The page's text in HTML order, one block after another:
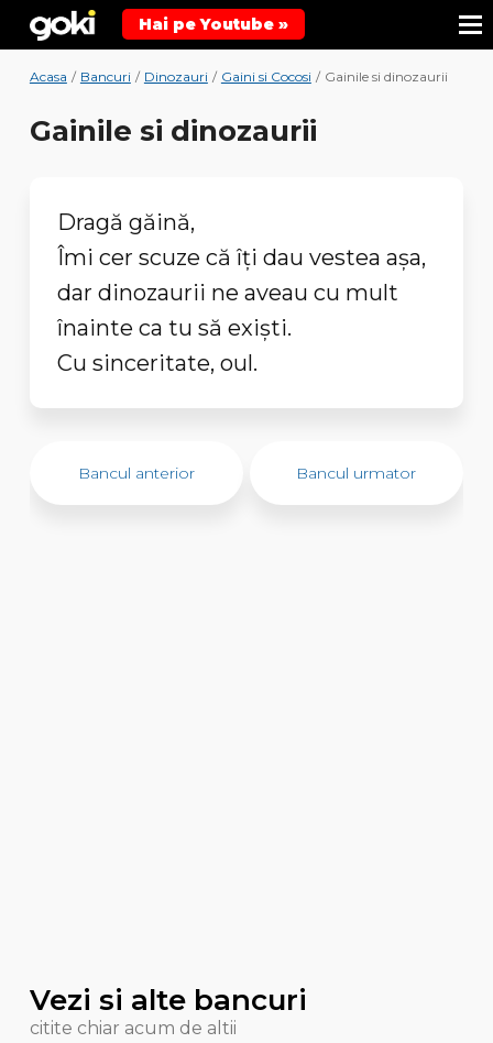
Hai pe Youtube »
Acasa / Bancuri / Dinozauri / Gaini si Cocosi / Gainile si dinozaurii
Gainile si dinozaurii
Dragă găină,
Îmi cer scuze că îți dau vestea așa,
dar dinozaurii ne aveau cu mult
înainte ca tu să exiști.
Cu sinceritate, oul.
Bancul anterior Bancul urmator
Vezi si alte bancuri
citite chiar acum de altii